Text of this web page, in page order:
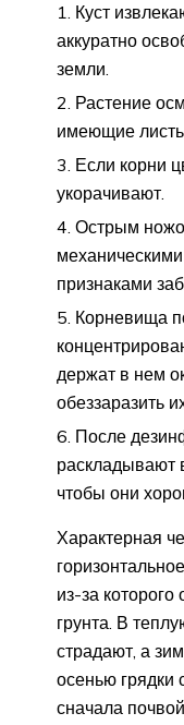
Куст
аккуратно
земли.
Растение
имеющие
Если корни
укорачивают.
Острым
признаками
Корневища
держат в нем
обеззаразить
После
раскладывают
чтобы они
Характерная
из-за
грунта. В
страдают, а
осенью грядки
сначала